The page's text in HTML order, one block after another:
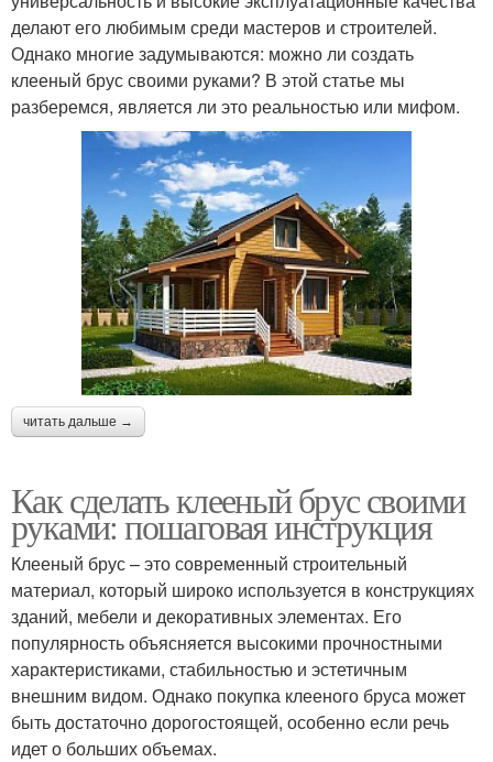
делают его любимым среди мастеров и строителей.
Однако многие задумываются: можно ли создать
клееный брус своими руками? В этой статье мы
разберемся, является ли это реальностью или мифом.
читать дальше →
Как сделать клееный брус своими
руками: пошаговая инструкция
Клееный брус – это современный строительный
материал, который широко используется в конструкциях
зданий, мебели и декоративных элементах. Его
популярность объясняется высокими прочностными
характеристиками, стабильностью и эстетичным
внешним видом. Однако покупка клееного бруса может
быть достаточно дорогостоящей, особенно если речь
идет о больших объемах.